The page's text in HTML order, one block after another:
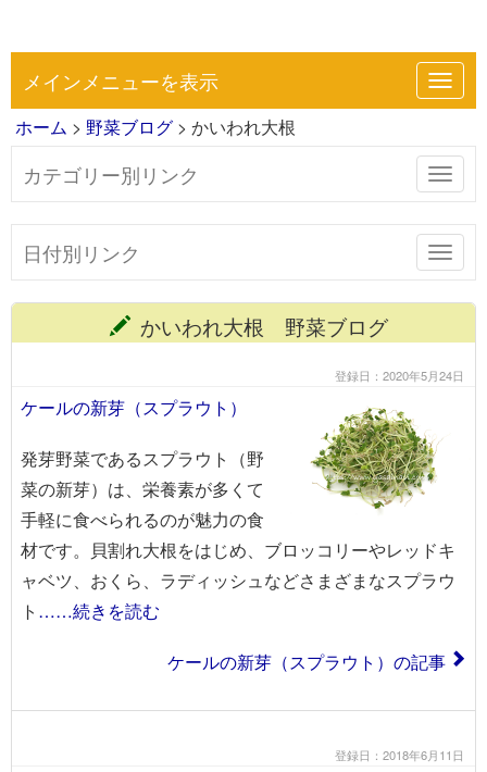
メインメニューを表示
ホーム > 野菜ブログ > かいわれ大根
カテゴリー別リンク
日付別リンク
かいわれ大根 野菜ブログ
登録日：2020年5月24日
ケールの新芽（スプラウト）
発芽野菜であるスプラウト（野
菜の新芽）は、栄養素が多くて
手軽に食べられるのが魅力の食
材です。貝割れ大根をはじめ、ブロッコリーやレッドキ
ャベツ、おくら、ラディッシュなどさまざまなスプラウ
ト ……続きを読む
ケールの新芽（スプラウト）の記事
登録日：2018年6月11日